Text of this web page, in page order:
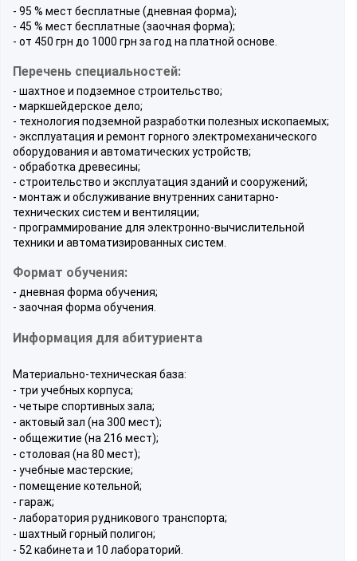
- 95 % мест бесплатные (дневная форма);
- 45 % мест бесплатные (заочная форма);
- от 450 грн до 1000 грн за год на платной основе.
Перечень специальностей:
- шахтное и подземное строительство;
- маркшейдерское дело;
- технология подземной разработки полезных ископаемых;
- эксплуатация и ремонт горного электромеханического
оборудования и автоматических устройств;
- обработка древесины;
- строительство и эксплуатация зданий и сооружений;
- монтаж и обслуживание внутренних санитарно-
технических систем и вентиляции;
- программирование для электронно-вычислительной
техники и автоматизированных систем.
Формат обучения:
- дневная форма обучения;
- заочная форма обучения.
Информация для абитуриента
Материально-техническая база:
- три учебных корпуса;
- четыре спортивных зала;
- актовый зал (на 300 мест);
- общежитие (на 216 мест);
- столовая (на 80 мест);
- учебные мастерские;
- помещение котельной;
- гараж;
- лаборатория рудникового транспорта;
- шахтный горный полигон;
- 52 кабинета и 10 лабораторий.